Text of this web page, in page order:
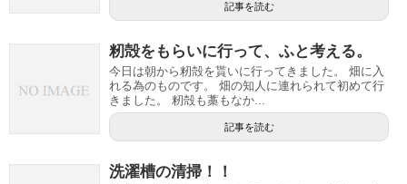
記事を読む
籾殻をもらいに行って、ふと考える。
今日は朝から籾殻を貰いに行ってきました。 畑に入
れる為のものです。 畑の知人に連れられて初めて行
きました。 籾殻も藁もなか...
記事を読む
洗濯槽の清掃！！